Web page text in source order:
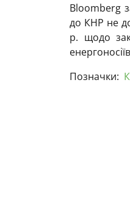
Bloomberg
до КНР не
р. щодо
Позначки: